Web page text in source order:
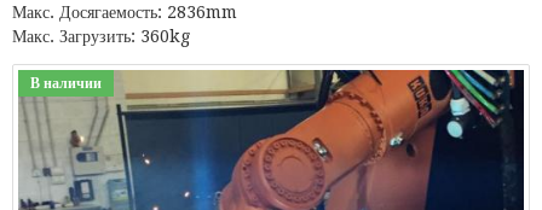
Макс. Досягаемость: 2836mm
Макс. Загрузить: 360kg
В наличии